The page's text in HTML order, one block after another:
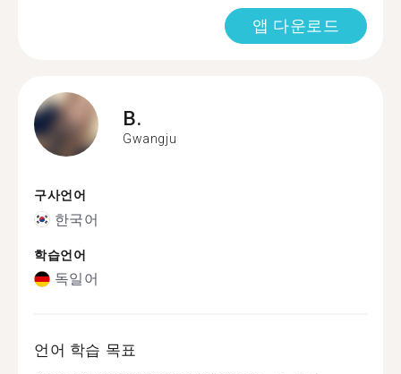
앱 다운로드
B.
Gwangju
구사언어
한국어
학습언어
독일어
언어 학습 목표